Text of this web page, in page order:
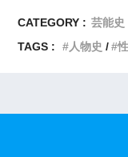
CATEGORY : 芸能史
TAGS :
人物史